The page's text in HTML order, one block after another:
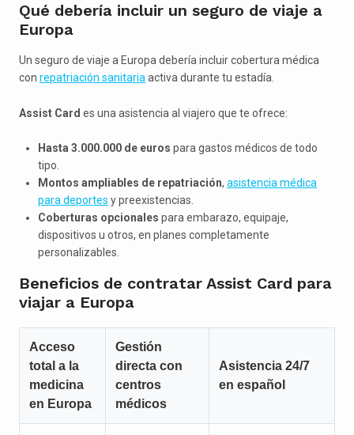
Qué debería incluir un seguro de viaje a
Europa
Un seguro de viaje a Europa debería incluir cobertura médica
con repatriación sanitariaactiva durante tu estadía.
Assist Card es una asistencia al viajero que te ofrece:
Hasta 3.000.000 de euros para gastos médicos de todo
tipo.
Montos ampliables de repatriación, asistencia médica
para deportes y preexistencias.
Coberturas opcionales para embarazo, equipaje,
dispositivos u otros, en planes completamente
personalizables.
Beneficios de contratar Assist Card para
viajar a Europa
Acceso
total a la
medicina
en Europa
Gestión
directa con
centros
médicos
Asistencia 24/7
en español